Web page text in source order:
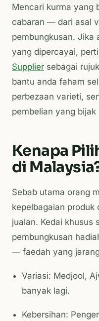
Mencari kurma yang
cabaran — dari asal
pembungkusan. Jika
yang dipercayai,
Supplier sebagai
bantu anda faham
perbezaan varieti,
pembelian yang
Kenapa
di
Sebab utama orang
kepelbagaian produk
jualan. Kedai khusus
pembungkusan
— faedah yang
Variasi: Medjool,
banyak lagi.
Kebersihan: